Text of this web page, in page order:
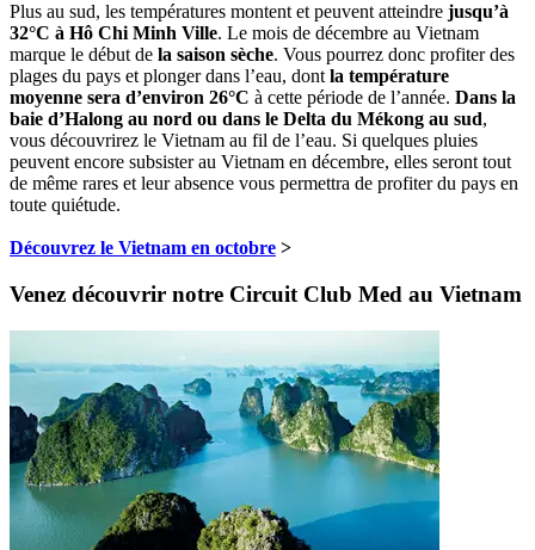
Plus au sud, les températures montent et peuvent atteindre jusqu’à
32°C à Hô Chi Minh Ville. Le mois de décembre au Vietnam
marque le début de la saison sèche. Vous pourrez donc profiter des
plages du pays et plonger dans l’eau, dont la température
moyenne sera d’environ 26°C à cette période de l’année. Dans la
baie d’Halong au nord ou dans le Delta du Mékong au sud,
vous découvrirez le Vietnam au fil de l’eau. Si quelques pluies
peuvent encore subsister au Vietnam en décembre, elles seront tout
de même rares et leur absence vous permettra de profiter du pays en
toute quiétude.
Découvrez le Vietnam en octobre >
Venez découvrir notre Circuit Club Med au Vietnam